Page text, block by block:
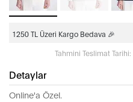
1250 TL Üzeri Kargo Bedava 🎉
Tahmini Teslimat Tarihi:
Detaylar
Online'a Özel.